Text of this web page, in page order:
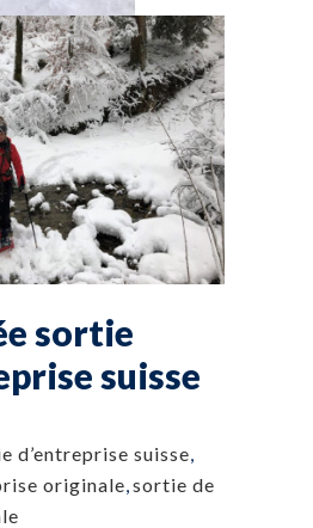
sortie
suisse
d’entreprise suisse,
originale,sortie de